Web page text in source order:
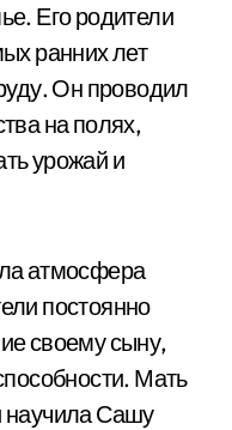
Его родители
ранних лет
Он проводил
на полях,
урожай и
атмосфера
постоянно
своему сыну,
Мать
научила Сашу